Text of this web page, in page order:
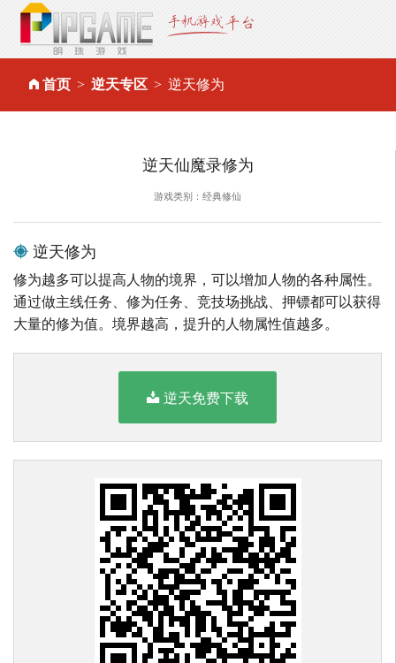
首页 逆天专区 逆天修为
逆天仙魔录修为
游戏类别：经典修仙
逆天修为
修为越多可以提高人物的境界，可以增加人物的各种属性。
通过做主线任务、修为任务、竞技场挑战、押镖都可以获得
大量的修为值。境界越高，提升的人物属性值越多。
逆天免费下载